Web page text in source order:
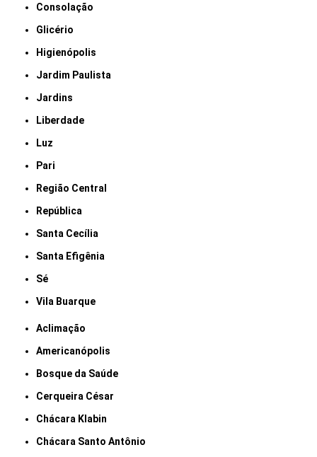
Consolação
Glicério
Higienópolis
Jardim Paulista
Jardins
Liberdade
Luz
Pari
Região Central
República
Santa Cecília
Santa Efigênia
Sé
Vila Buarque
Aclimação
Americanópolis
Bosque da Saúde
Cerqueira César
Chácara Klabin
Chácara Santo Antônio